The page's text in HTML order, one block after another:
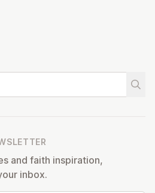
and faith inspiration,
inbox.